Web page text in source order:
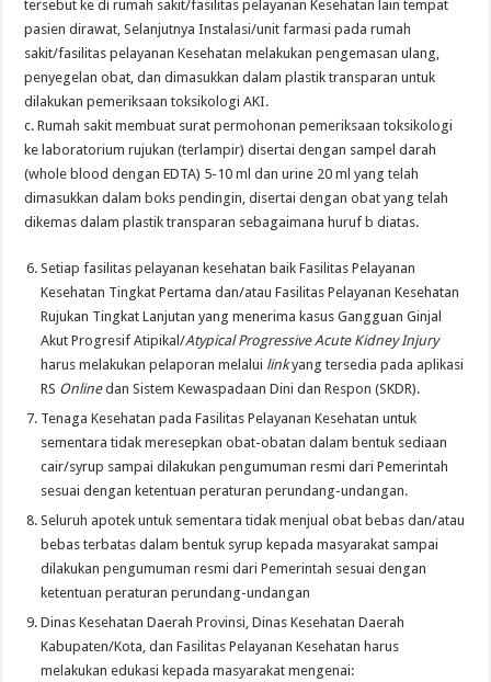
tersebut ke di rumah sakit/fasilitas pelayanan Kesehatan lain tempat
pasien dirawat, Selanjutnya Instalasi/unit farmasi pada rumah
sakit/fasilitas pelayanan Kesehatan melakukan pengemasan ulang,
penyegelan obat, dan dimasukkan dalam plastik transparan untuk
dilakukan pemeriksaan toksikologi AKI.
c. Rumah sakit membuat surat permohonan pemeriksaan toksikologi
ke laboratorium rujukan (terlampir) disertai dengan sampel darah
(whole blood dengan EDTA) 5-10 ml dan urine 20 ml yang telah
dimasukkan dalam boks pendingin, disertai dengan obat yang telah
dikemas dalam plastik transparan sebagaimana huruf b diatas.
Setiap fasilitas pelayanan kesehatan baik Fasilitas Pelayanan
Kesehatan Tingkat Pertama dan/atau Fasilitas Pelayanan Kesehatan
Rujukan Tingkat Lanjutan yang menerima kasus Gangguan Ginjal
Akut Progresif Atipikal/Atypical Progressive Acute Kidney Injury
harus melakukan pelaporan melalui linkyang tersedia pada aplikasi
RS Onlinedan Sistem Kewaspadaan Dini dan Respon (SKDR).
Tenaga Kesehatan pada Fasilitas Pelayanan Kesehatan untuk
sementara tidak meresepkan obat-obatan dalam bentuk sediaan
cair/syrup sampai dilakukan pengumuman resmi dari Pemerintah
sesuai dengan ketentuan peraturan perundang-undangan.
Seluruh apotek untuk sementara tidak menjual obat bebas dan/atau
bebas terbatas dalam bentuk syrup kepada masyarakat sampai
dilakukan pengumuman resmi dari Pemerintah sesuai dengan
ketentuan peraturan perundang-undangan
Dinas Kesehatan Daerah Provinsi, Dinas Kesehatan Daerah
Kabupaten/Kota, dan Fasilitas Pelayanan Kesehatan harus
melakukan edukasi kepada masyarakat mengenai: